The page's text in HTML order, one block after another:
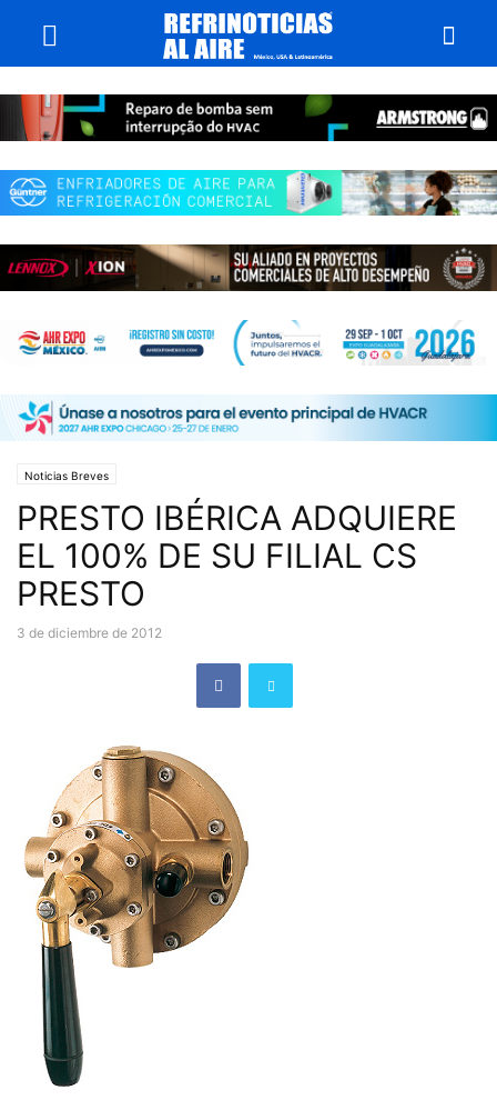
Noticias Breves
PRESTO IBÉRICA ADQUIERE
EL 100% DE SU FILIAL CS
PRESTO
3 de diciembre de 2012